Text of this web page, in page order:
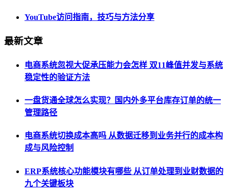
YouTube访问指南，技巧与方法分享
最新文章
电商系统忽视大促承压能力会怎样 双11峰值并发与系统
稳定性的验证方法
一盘货通全球怎么实现？国内外多平台库存订单的统一
管理路径
电商系统切换成本高吗 从数据迁移到业务并行的成本构
成与风险控制
ERP系统核心功能模块有哪些 从订单处理到业财数据的
九个关键板块